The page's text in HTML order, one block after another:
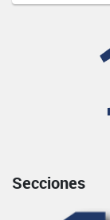
Secciones